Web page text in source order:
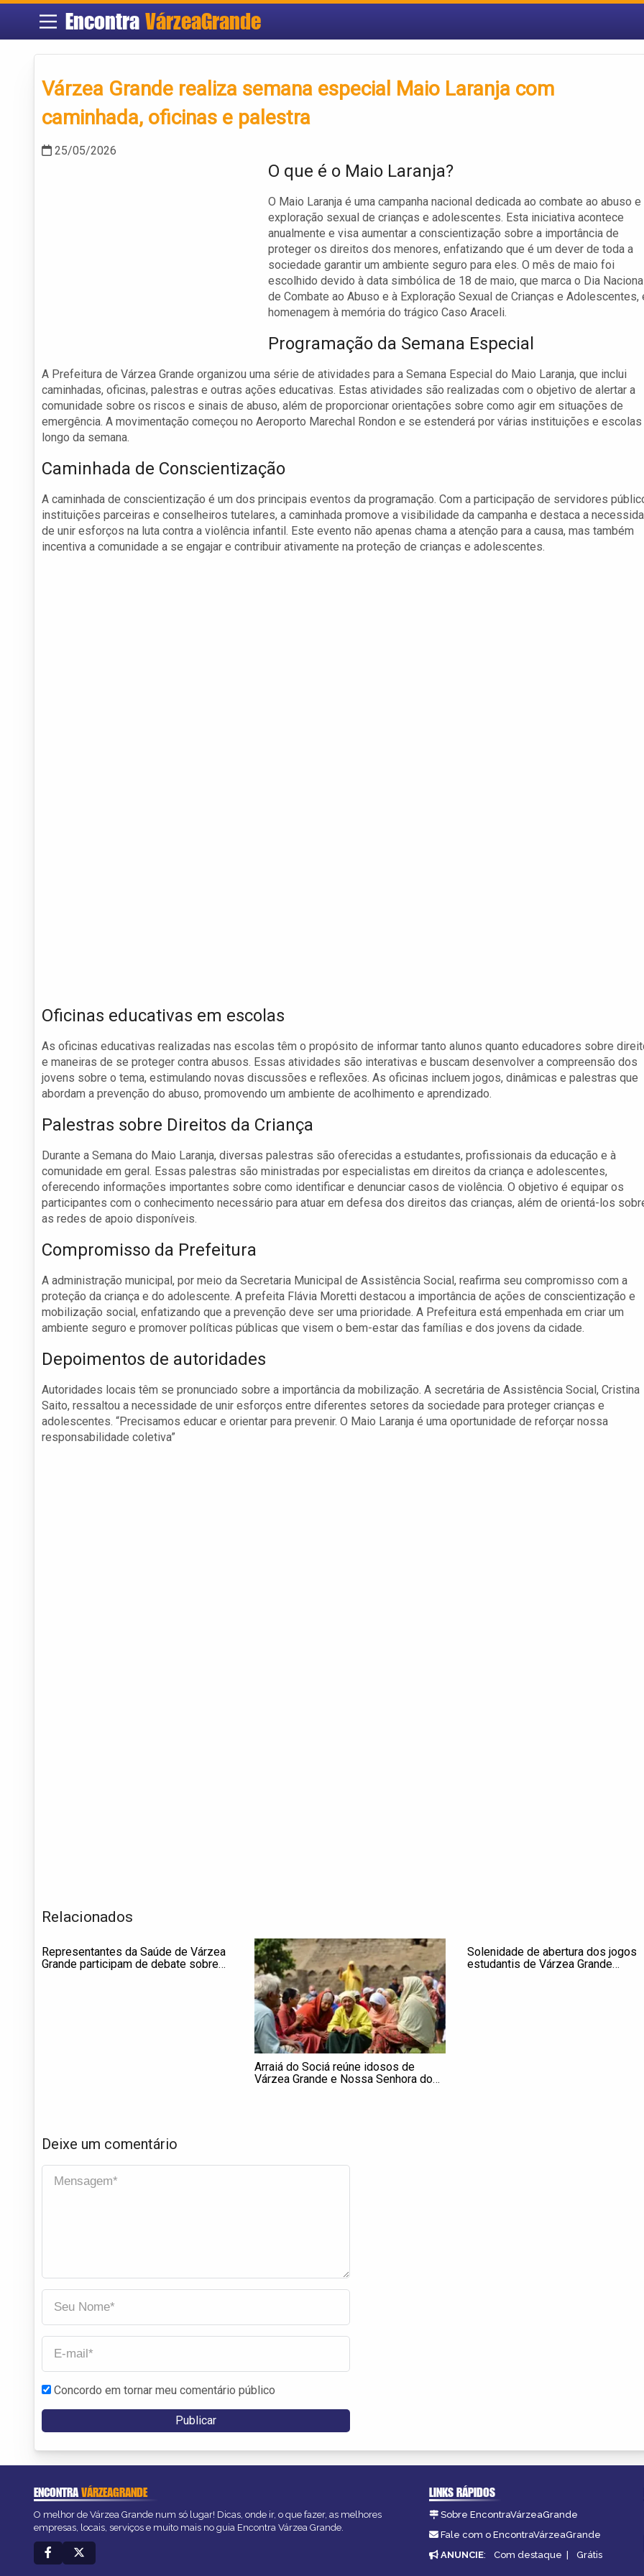
Encontra VárzeaGrande
Várzea Grande realiza semana especial Maio Laranja com
caminhada, oficinas e palestra
25/05/2026
O que é o Maio Laranja?
O Maio Laranja é uma campanha nacional dedicada ao combate ao abuso e
exploração sexual de crianças e adolescentes. Esta iniciativa acontece
anualmente e visa aumentar a conscientização sobre a importância de
proteger os direitos dos menores, enfatizando que é um dever de toda a
sociedade garantir um ambiente seguro para eles. O mês de maio foi
escolhido devido à data simbólica de 18 de maio, que marca o Dia Nacional
de Combate ao Abuso e à Exploração Sexual de Crianças e Adolescentes,
homenagem à memória do trágico Caso Araceli.
Programação da Semana Especial
A Prefeitura de Várzea Grande organizou uma série de atividades para a Semana Especial do Maio Laranja, que inclui
caminhadas, oficinas, palestras e outras ações educativas. Estas atividades são realizadas com o objetivo de alertar a
comunidade sobre os riscos e sinais de abuso, além de proporcionar orientações sobre como agir em situações de
emergência. A movimentação começou no Aeroporto Marechal Rondon e se estenderá por várias instituições e escolas
longo da semana.
Caminhada de Conscientização
A caminhada de conscientização é um dos principais eventos da programação. Com a participação de servidores
instituições parceiras e conselheiros tutelares, a caminhada promove a visibilidade da campanha e destaca a
de unir esforços na luta contra a violência infantil. Este evento não apenas chama a atenção para a causa, mas também
incentiva a comunidade a se engajar e contribuir ativamente na proteção de crianças e adolescentes.
Oficinas educativas em escolas
As oficinas educativas realizadas nas escolas têm o propósito de informar tanto alunos quanto educadores sobre
e maneiras de se proteger contra abusos. Essas atividades são interativas e buscam desenvolver a compreensão dos
jovens sobre o tema, estimulando novas discussões e reflexões. As oficinas incluem jogos, dinâmicas e palestras que
abordam a prevenção do abuso, promovendo um ambiente de acolhimento e aprendizado.
Palestras sobre Direitos da Criança
Durante a Semana do Maio Laranja, diversas palestras são oferecidas a estudantes, profissionais da educação e à
comunidade em geral. Essas palestras são ministradas por especialistas em direitos da criança e adolescentes,
oferecendo informações importantes sobre como identificar e denunciar casos de violência. O objetivo é equipar os
participantes com o conhecimento necessário para atuar em defesa dos direitos das crianças, além de orientá-los
as redes de apoio disponíveis.
Compromisso da Prefeitura
A administração municipal, por meio da Secretaria Municipal de Assistência Social, reafirma seu compromisso com a
proteção da criança e do adolescente. A prefeita Flávia Moretti destacou a importância de ações de conscientização e
mobilização social, enfatizando que a prevenção deve ser uma prioridade. A Prefeitura está empenhada em criar um
ambiente seguro e promover políticas públicas que visem o bem-estar das famílias e dos jovens da cidade.
Depoimentos de autoridades
Autoridades locais têm se pronunciado sobre a importância da mobilização. A secretária de Assistência Social, Cristina
Saito, ressaltou a necessidade de unir esforços entre diferentes setores da sociedade para proteger crianças e
adolescentes. “Precisamos educar e orientar para prevenir. O Maio Laranja é uma oportunidade de reforçar nossa
responsabilidade coletiva”
Relacionados
Representantes da Saúde de Várzea
Grande participam de debate sobre
Arraiá do Sociá reúne idosos de
Várzea Grande e Nossa Senhora do
Solenidade de abertura dos jogos
estudantis de Várzea Grande
Deixe um comentário
Concordo em tornar meu comentário público
ENCONTRAVÁRZEAGRANDE
O melhor de Várzea Grande num só lugar! Dicas, onde ir, o que fazer, as melhores
empresas, locais, serviços e muito mais no guia Encontra Várzea Grande.
LINKS RÁPIDOS
Sobre EncontraVárzeaGrande
Fale com o EncontraVárzeaGrande
ANUNCIE: Com destaque | Grátis